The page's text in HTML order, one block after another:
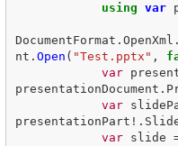
using var
DocumentFormat . OpenXml .
nt . Open ( "Test.pptx" ,
var
presentationDocument .
var
presentationPart !.
var
slide